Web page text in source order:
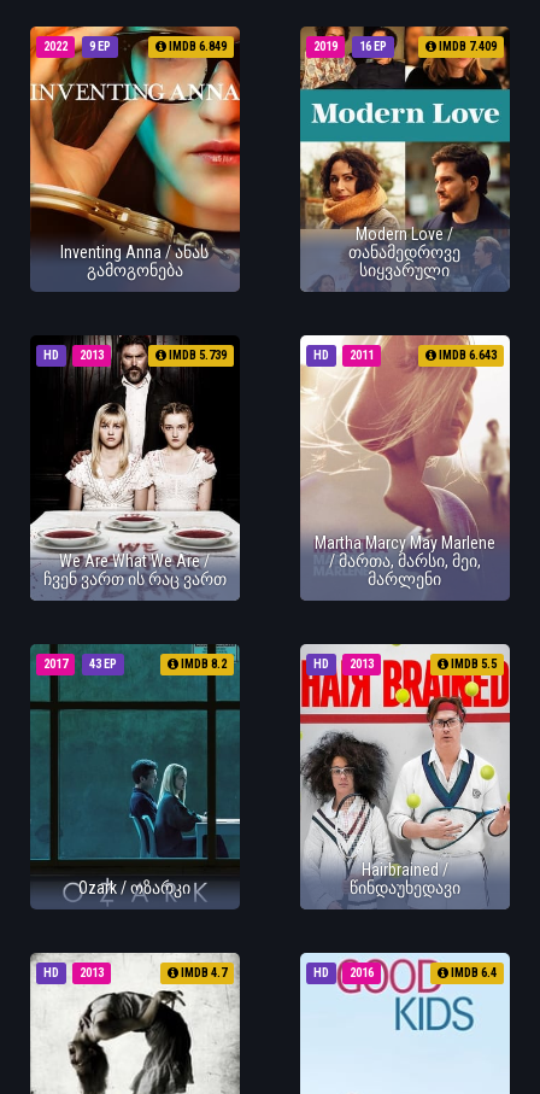
9 EP
2022 IMDB 6.849
Inventing Anna / ანას
გამოგონება
16 EP
2019 IMDB 7.409
Modern Love /
თანამედროვე
სიყვარული
HD 2013 IMDB 5.739
We Are What We Are /
ჩვენ ვართ ის რაც ვართ
HD 2011 IMDB 6.643
Martha Marcy May Marlene
/ მართა, მარსი, მეი,
მარლენი
43 EP
2017 IMDB 8.2
Ozark / ოზარკი
HD 2013 IMDB 5.5
Hairbrained /
წინდაუხედავი
HD 2013 IMDB 4.7 HD 2016 IMDB 6.4